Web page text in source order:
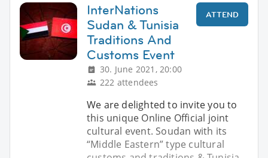
InterNations
Sudan & Tunisia
Traditions And
Customs Event
30. June 2021, 20:00
222 attendees
ATTEND
We are delighted to invite you to
this unique Online Official joint
cultural event. Soudan with its
“Middle Eastern” type cultural